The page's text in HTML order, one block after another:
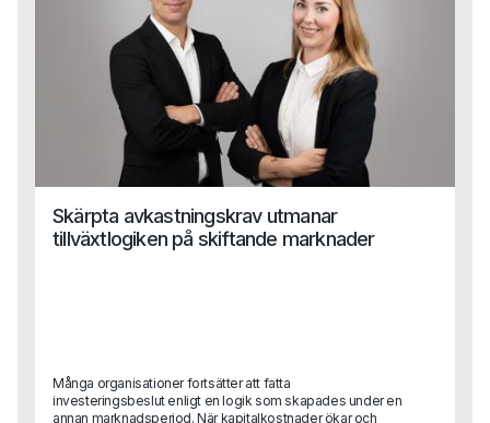
Skärpta avkastningskrav utmanar
tillväxtlogiken på skiftande marknader
Många organisationer fortsätter att fatta
investeringsbeslut enligt en logik som skapades under en
annan marknadsperiod. När kapitalkostnader ökar och